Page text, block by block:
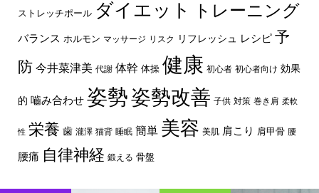
ストレッチポール ダイエット トレーニング
バランス ホルモン マッサージ リスク リフレッシュ レシピ 予
防 今井菜津美 代謝 体幹 体操 健康 初心者 初心者向け 効果
的 嚙み合わせ 姿勢姿勢改善 子供 対策 巻き肩 柔軟
性 栄養 歯 瀧澤 猫背 睡眠 簡単 美容 美肌 肩こり 肩甲骨 腰
腰痛 自律神経 鍛える 骨盤